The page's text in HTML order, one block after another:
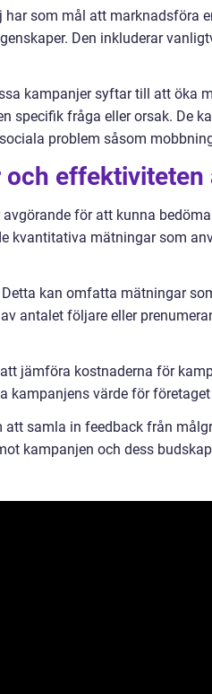
som mål att marknadsföra
Den inkluderar
kampanjer syftar till att öka
specifik fråga eller orsak. De
problem såsom
effektiviteten
för att kunna
kvantitativa mätningar som
kan omfatta mätningar
antalet följare eller
jämföra kostnaderna för
kampanjens värde för
att samla in feedback från
kampanjen och dess